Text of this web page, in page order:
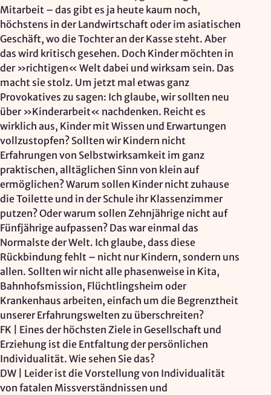
Mitarbeit – das gibt es ja heute kaum noch,
höchstens in der Landwirtschaft oder im asiatischen
Geschäft, wo die Tochter an der Kasse steht. Aber
das wird kritisch gesehen. Doch Kinder möchten in
der »richtigen« Welt dabei und wirksam sein. Das
macht sie stolz. Um jetzt mal etwas ganz
Provokatives zu sagen: Ich glaube, wir sollten neu
über »Kinderarbeit« nachdenken. Reicht es
wirklich aus, Kinder mit Wissen und Erwartungen
vollzustopfen? Sollten wir Kindern nicht
Erfahrungen von Selbstwirksamkeit im ganz
praktischen, alltäglichen Sinn von klein auf
ermöglichen? Warum sollen Kinder nicht zuhause
die Toilette und in der Schule ihr Klassenzimmer
putzen? Oder warum sollen Zehnjährige nicht auf
Fünfjährige aufpassen? Das war einmal das
Normalste der Welt. Ich glaube, dass diese
Rückbindung fehlt – nicht nur Kindern, sondern uns
allen. Sollten wir nicht alle phasenweise in Kita,
Bahnhofsmission, Flüchtlingsheim oder
Krankenhaus arbeiten, einfach um die Begrenztheit
unserer Erfahrungswelten zu überschreiten?
FK | Eines der höchsten Ziele in Gesellschaft und
Erziehung ist die Entfaltung der persönlichen
Individualität. Wie sehen Sie das?
DW | Leider ist die Vorstellung von Individualität
von fatalen Missverständnissen und